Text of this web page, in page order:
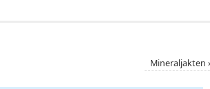
Mineraljakten